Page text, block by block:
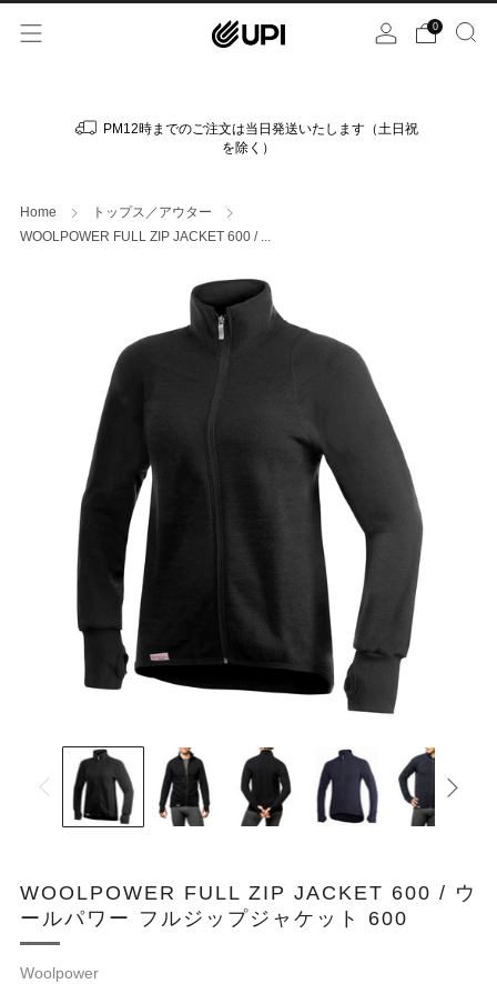
0
PM12時までのご注文は当日発送いたします（土日祝
を除く）
Home
トップス／アウター
WOOLPOWER FULL ZIP JACKET 600 / ...
WOOLPOWER FULL ZIP JACKET 600 / ウ
ールパワー フルジップジャケット 600
Woolpower